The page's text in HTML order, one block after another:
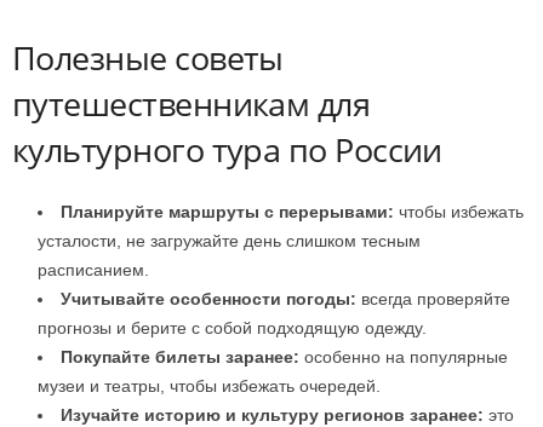
Полезные советы
путешественникам для
культурного тура по России
Планируйте маршруты с перерывами: чтобы избежать
усталости, не загружайте день слишком тесным
расписанием.
Учитывайте особенности погоды: всегда проверяйте
прогнозы и берите с собой подходящую одежду.
Покупайте билеты заранее: особенно на популярные
музеи и театры, чтобы избежать очередей.
Изучайте историю и культуру регионов заранее: это